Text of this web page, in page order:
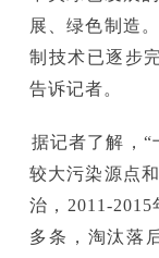
展、绿色制造
制技术已逐步
告诉记者。
记者了解，“十
较大污染源点
治，2011-
多条，淘汰落